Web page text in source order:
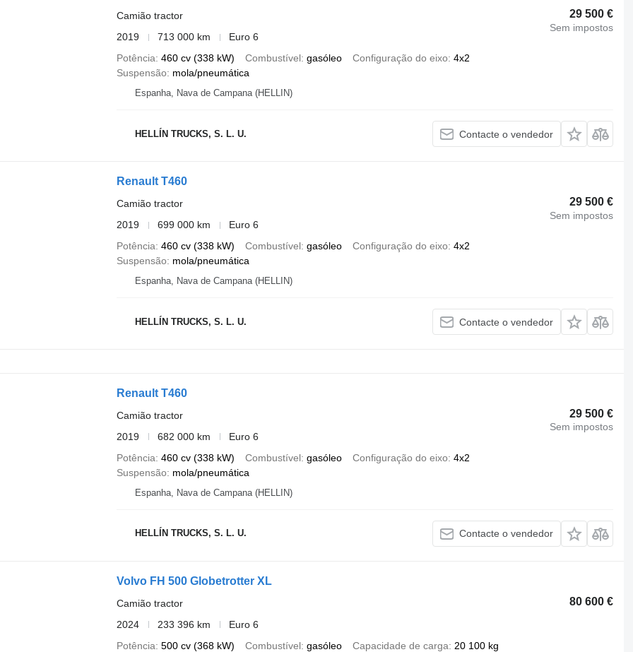
29 500 €
Sem impostos
Camião tractor
2019
713 000 km
Euro 6
Potência 460 cv (338 kW) Combustível gasóleo Configuração do eixo 4x2
Suspensão
mola/pneumática
Espanha, Nava de Campana (HELLIN)
HELLÍN TRUCKS, S. L. U. Contacte o vendedor
Renault T460
29 500 €
Sem impostos
Camião tractor
2019
699 000 km
Euro 6
Potência 460 cv (338 kW) Combustível gasóleo Configuração do eixo 4x2
Suspensão
mola/pneumática
Espanha, Nava de Campana (HELLIN)
HELLÍN TRUCKS, S. L. U. Contacte o vendedor
Renault T460
29 500 €
Sem impostos
Camião tractor
2019
682 000 km
Euro 6
Potência 460 cv (338 kW) Combustível gasóleo Configuração do eixo 4x2
Suspensão
mola/pneumática
Espanha, Nava de Campana (HELLIN)
HELLÍN TRUCKS, S. L. U. Contacte o vendedor
Volvo FH 500 Globetrotter XL
80 600 €
Camião tractor
2024
233 396 km
Euro 6
Potência 500 cv (368 kW) Combustível gasóleo Capacidade de carga
20 100 kg